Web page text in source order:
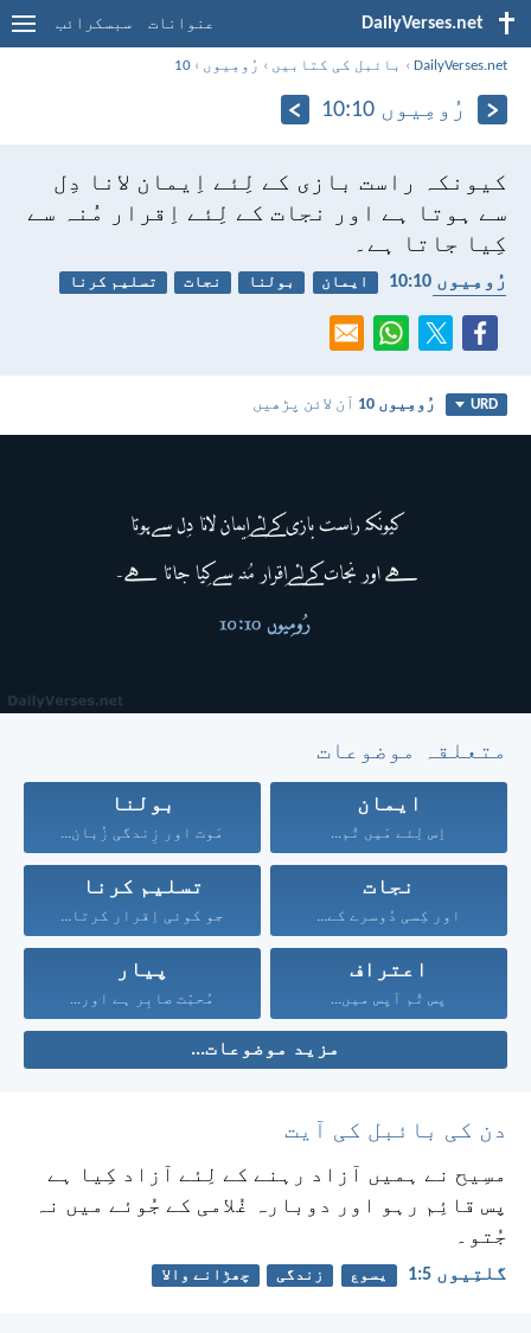
DailyVerses.net عنوانات سبسکرائب
DailyVerses.net
› بائبل کی کتابیں › رُومِیوں ›
10
رُومِیوں 10:‏10
کیونکہ راست بازی کے لِئے اِیمان لانا دِل
سے ہوتا ہے اور نجات کے لِئے اِقرار مُنہ سے
کِیا جاتا ہے۔
رُومِیوں 10:‏10 ایمان بولنا نجات
تسلیم کرنا
URD رُومِیوں 10 آن لائن پڑھیں
متعلقہ موضوعات
ایمان
اِس لِئے مَیں تُم...
بولنا
مَوت اور زِندگی زُبان...
نجات
اور کِسی دُوسرے کے...
تسلیم کرنا
جو کوئی اِقرار کرتا...
اعتراف
پس تُم آپس میں...
پیار
مُحبّت صابِر ہے اور...
مزید موضوعات...
دن کی بائبل کی آیت
مسِیح نے ہمیں آزاد رہنے کے لِئے آزاد کِیا ہے
پس قائِم رہو اور دوبارہ غُلامی کے جُوئے میں نہ
جُتو۔
گلتِیوں 5:‏1 یسوع زندگی چھڑانے والا